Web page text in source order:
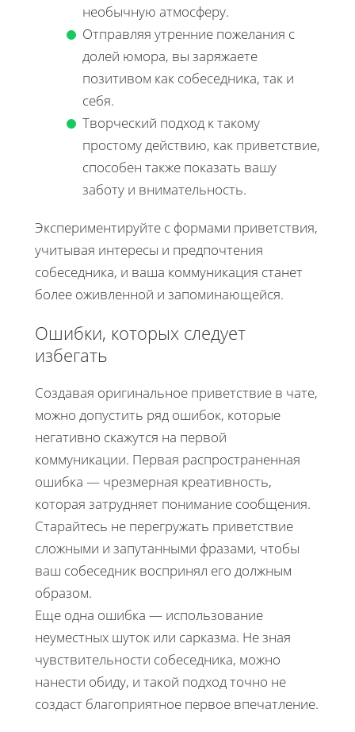
необычную атмосферу.
Отправляя утренние пожелания с
долей юмора, вы заряжаете
позитивом как собеседника, так и
себя.
Творческий подход к такому
простому действию, как приветствие,
способен также показать вашу
заботу и внимательность.
Экспериментируйте с формами приветствия,
учитывая интересы и предпочтения
собеседника, и ваша коммуникация станет
более оживленной и запоминающейся.
Ошибки, которых следует
избегать
Создавая оригинальное приветствие в чате,
можно допустить ряд ошибок, которые
негативно скажутся на первой
коммуникации. Первая распространенная
ошибка — чрезмерная креативность,
которая затрудняет понимание сообщения.
Старайтесь не перегружать приветствие
сложными и запутанными фразами, чтобы
ваш собеседник воспринял его должным
образом.
Еще одна ошибка — использование
неуместных шуток или сарказма. Не зная
чувствительности собеседника, можно
нанести обиду, и такой подход точно не
создаст благоприятное первое впечатление.